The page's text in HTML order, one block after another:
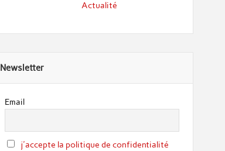
Actualité
Newsletter
Email
j'accepte la politique de confidentialité